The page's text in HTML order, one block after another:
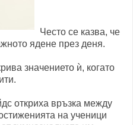
Често се казва, че
ядене през деня.
значението ѝ, когато
откриха връзка между
на ученици